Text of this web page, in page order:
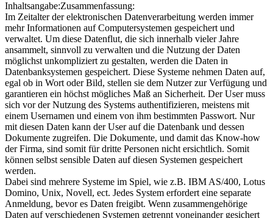
Inhaltsangabe:Zusammenfassung:
Im Zeitalter der elektronischen Datenverarbeitung werden immer
mehr Informationen auf Computersystemen gespeichert und
verwaltet. Um diese Datenflut, die sich innerhalb vieler Jahre
ansammelt, sinnvoll zu verwalten und die Nutzung der Daten
möglichst unkompliziert zu gestalten, werden die Daten in
Datenbanksystemen gespeichert. Diese Systeme nehmen Daten auf,
egal ob in Wort oder Bild, stellen sie dem Nutzer zur Verfügung und
garantieren ein höchst mögliches Maß an Sicherheit. Der User muss
sich vor der Nutzung des Systems authentifizieren, meistens mit
einem Usernamen und einem von ihm bestimmten Passwort. Nur
mit diesen Daten kann der User auf die Datenbank und dessen
Dokumente zugreifen. Die Dokumente, und damit das Know-how
der Firma, sind somit für dritte Personen nicht ersichtlich. Somit
können selbst sensible Daten auf diesen Systemen gespeichert
werden.
Dabei sind mehrere Systeme im Spiel, wie z.B. IBM AS/400, Lotus
Domino, Unix, Novell, ect. Jedes System erfordert eine separate
Anmeldung, bevor es Daten freigibt. Wenn zusammengehörige
Daten auf verschiedenen Systemen getrennt voneinander gesichert